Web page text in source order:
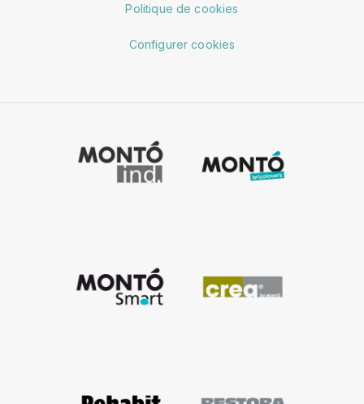
Politique de cookies
Configurer cookies